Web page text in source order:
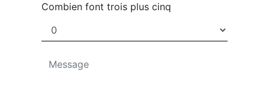
Combien font trois plus cinq